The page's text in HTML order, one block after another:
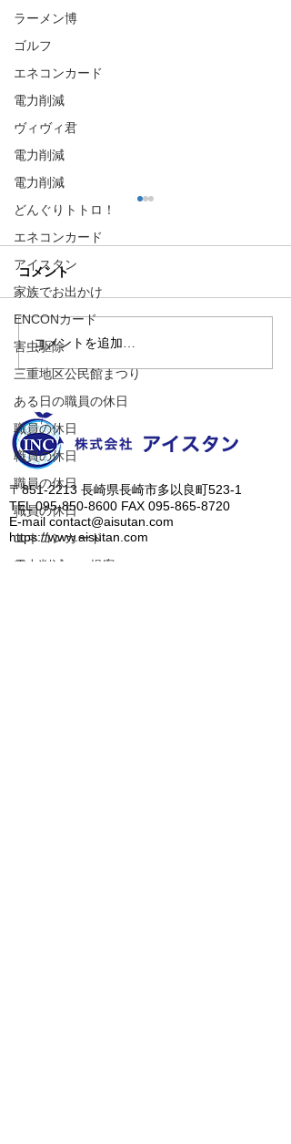
ラーメン博
ゴルフ
エネコンカード
電力削減
ヴィヴィ君
電力削減
電力削減
どんぐりトトロ！
エネコンカード
アイスタン
家族でお出かけ
ENCONカード
害虫駆除
三重地区公民館まつり
ある日の職員の休日
職員の休日
職員の休日
職員の休日
職員の休日
エネコンカード
電力削減のご提案
【世界に一台だけのカス
タムカブ！】
コメント
コメントを追加…
​〒851-2213 長崎県長崎市多以良町523-1
TEL095-850-8600 FAX 095-865-8720
E-mail contact@aisutan.com
https://www.aisutan.com